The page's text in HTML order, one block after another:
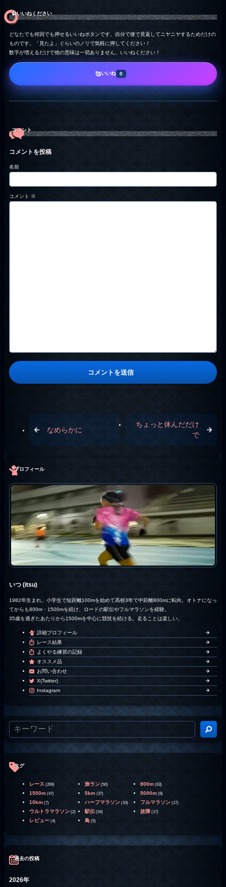
👍️いいねください
どなたでも何回でも押せるいいねボタンです。自分で後で見返してニヤニヤするためだけの
ものです。「見たよ」ぐらいのノリで気軽に押してください！
数字が増えるだけで他の意味は一切ありません。いいねください！
🥰いいね 0
コメント
コメントを投稿
名前
コメント ※
なめらかに
ちょっと休んだだけ
で
プロフィール
いつ (itsu)
1982年生まれ。小学生で短距離100mを始めて高校3年で中距離800mに転向。オトナになっ
てからも800m・1500mを続け、ロードの駅伝やフルマラソンを経験。
35歳を過ぎたあたりから1500mを中心に競技を続ける。走ることは楽しい。
詳細プロフィール
レース結果
よくやる練習の記録
オススメ品
お問い合わせ
X(Twitter)
Instagram
タグ
レース (209) 旅ラン (50) 800m (63)
1500m (47) 5km (37) 5000m (8)
10km (7) ハーフマラソン (10) フルマラソン (17)
ウルトラマラソン (2) 駅伝 (54) 故障 (17)
レビュー (4) 鳥 (5)
過去の投稿
2026年